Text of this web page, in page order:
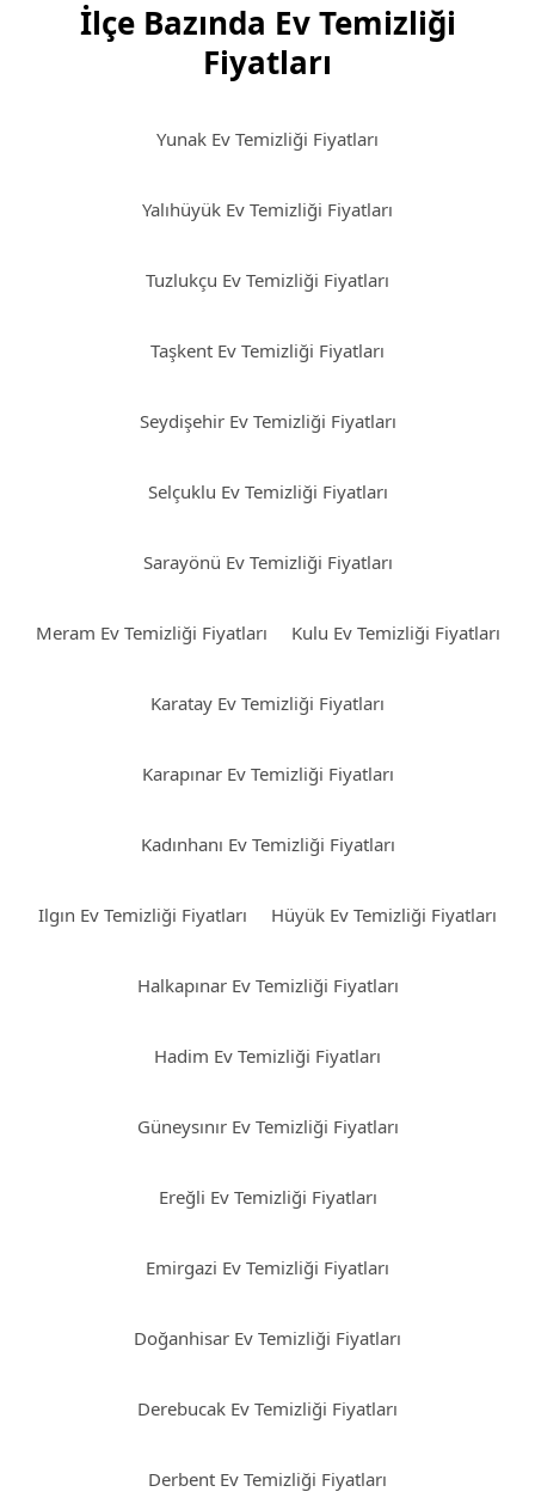
İlçe Bazında Ev Temizliği
Fiyatları
Yunak Ev Temizliği Fiyatları
Yalıhüyük Ev Temizliği Fiyatları
Tuzlukçu Ev Temizliği Fiyatları
Taşkent Ev Temizliği Fiyatları
Seydişehir Ev Temizliği Fiyatları
Selçuklu Ev Temizliği Fiyatları
Sarayönü Ev Temizliği Fiyatları
Meram Ev Temizliği Fiyatları Kulu Ev Temizliği Fiyatları
Karatay Ev Temizliği Fiyatları
Karapınar Ev Temizliği Fiyatları
Kadınhanı Ev Temizliği Fiyatları
Ilgın Ev Temizliği Fiyatları Hüyük Ev Temizliği Fiyatları
Halkapınar Ev Temizliği Fiyatları
Hadim Ev Temizliği Fiyatları
Güneysınır Ev Temizliği Fiyatları
Ereğli Ev Temizliği Fiyatları
Emirgazi Ev Temizliği Fiyatları
Doğanhisar Ev Temizliği Fiyatları
Derebucak Ev Temizliği Fiyatları
Derbent Ev Temizliği Fiyatları